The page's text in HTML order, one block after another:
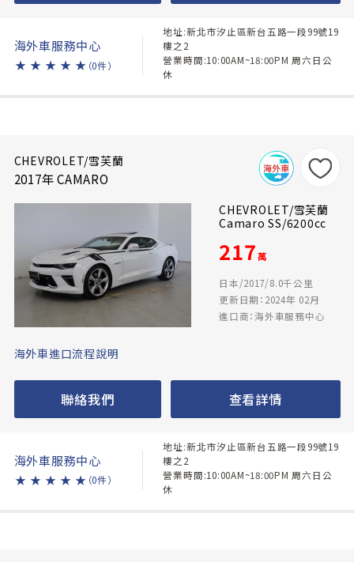
海外車服務中心
★ ★ ★ ★ ★ （0件）
地址:新北市汐止區新台五路一段99號19
樓之2
營業時間:10:00AM~18:00PM 周六日公
休
CHEVROLET/雪芙蘭
2017年 CAMARO
CHEVROLET/雪芙蘭
Camaro SS/6200cc
217萬
日本/2017/8.0千公里
更新日期：2024年 02月
進口商：海外車服務中心
海外車進口流程說明
聯絡我們 查看詳情
海外車服務中心
★ ★ ★ ★ ★ （0件）
地址:新北市汐止區新台五路一段99號19
樓之2
營業時間:10:00AM~18:00PM 周六日公
休